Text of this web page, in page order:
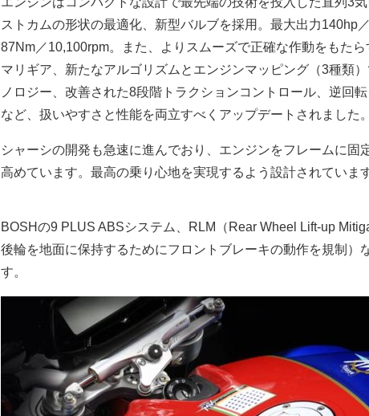
ストカムの形状の最適化、新型バルブを採用。最大出力140hp
87Nm／10,100rpm。また、よりスムーズで正確な作動をもた
マリギア、新たなアルゴリズムとエンジンマッピング（3種類
ノロジー、改善された8段階トラクションコントロール、逆回
など、扱いやすさと性能を両立すべくアップデートされました。
シャーシの開発も急速に進んでおり、エンジンをフレームに固
高めています。最高の乗り心地を実現するよう設計されています
BOSHの9 PLUS ABSシステム、RLM（Rear Wheel Lift-up
後輪を地面に保持するためにフロントブレーキの動作を規制）
す。